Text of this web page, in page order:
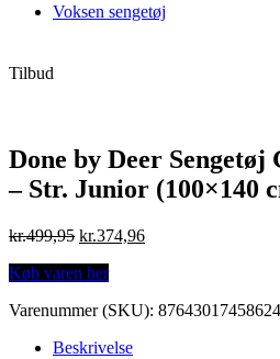
Voksen sengetøj
Tilbud
Done by Deer Sengetøj
– Str. Junior (100×140
kr.499,95 Original
was:
kr.374,96Current
Køb varen her
Varenummer (SKU):
Beskrivelse